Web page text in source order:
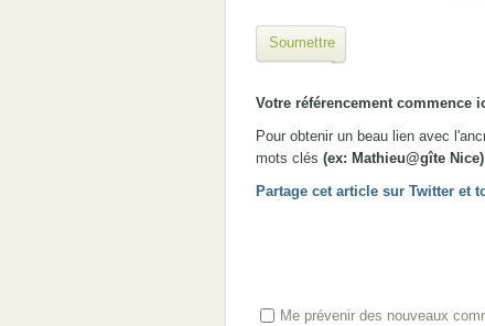
Soumettre
Votre référencement commence
Pour obtenir un beau lien avec
mots clés (ex: Mathieu@gîte Nice)
Partage cet article sur Twitter et
Me prévenir des nouveaux